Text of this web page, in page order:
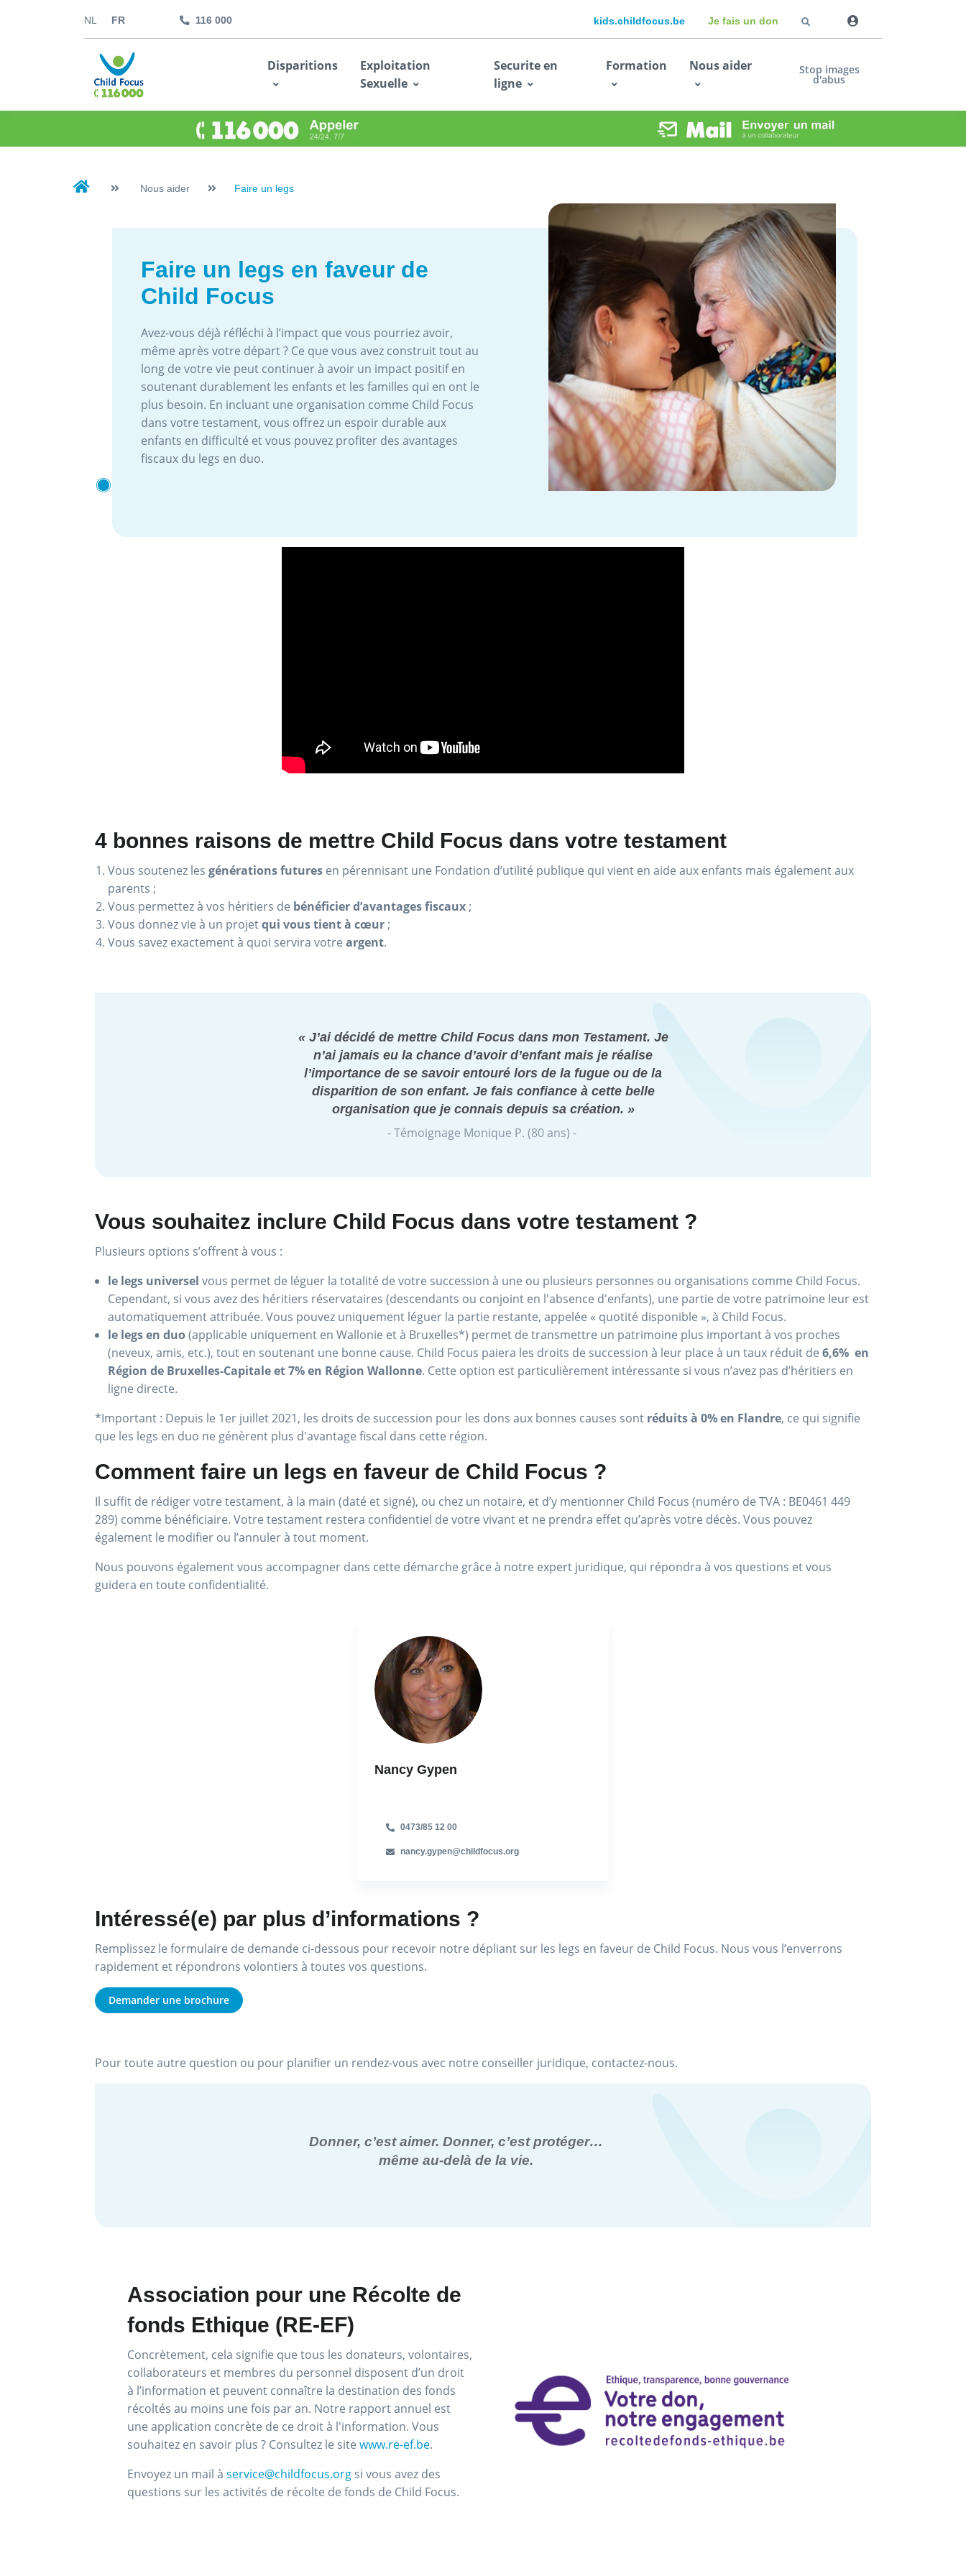
NL FR 116 000 kids.childfocus.be Je fais un don
Disparitions
Exploitation
Sexuelle
Securite en
ligne
Formation Nous aider Stop images
d'abus
Nous aider Faire un legs
Faire un legs en faveur de
Child Focus
Avez-vous déjà réfléchi à l’impact que vous pourriez avoir,
même après votre départ ? Ce que vous avez construit tout au
long de votre vie peut continuer à avoir un impact positif en
soutenant durablement les enfants et les familles qui en ont le
plus besoin. En incluant une organisation comme Child Focus
dans votre testament, vous offrez un espoir durable aux
enfants en difficulté et vous pouvez profiter des avantages
fiscaux du legs en duo.
4 bonnes raisons de mettre Child Focus dans votre testament
Vous soutenez les générations futures en pérennisant une Fondation d’utilité publique qui vient en aide aux enfants mais également aux
parents ;
Vous permettez à vos héritiers de bénéficier d’avantages fiscaux ;
Vous donnez vie à un projetqui vous tient à cœur ;
Vous savez exactement à quoi servira votre argent.
« J’ai décidé de mettre Child Focus dans mon Testament. Je
n’ai jamais eu la chance d’avoir d’enfant mais je réalise
l’importance de se savoir entouré lors de la fugue ou de la
disparition de son enfant. Je fais confiance à cette belle
organisation que je connais depuis sa création. »
- Témoignage Monique P. (80 ans) -
Vous souhaitez inclure Child Focus dans votre testament ?
Plusieurs options s’offrent à vous :
le legs universel vous permet de léguer la totalité de votre succession à une ou plusieurs personnes ou organisations comme Child Focus.
Cependant, si vous avez des héritiers réservataires (descendants ou conjoint en l'absence d'enfants), une partie de votre patrimoine leur est
automatiquement attribuée. Vous pouvez uniquement léguer la partie restante, appelée « quotité disponible », à Child Focus.
le legs en duo(applicable uniquement en Wallonie et à Bruxelles*) permet de transmettre un patrimoine plus important à vos proches
(neveux, amis, etc.), tout en soutenant une bonne cause. Child Focus paiera les droits de succession à leur place à un taux réduit de 6,6% en
Région de Bruxelles-Capitale et 7% en Région Wallonne. Cette option est particulièrement intéressante si vous n’avez pas d’héritiers en
ligne directe.
*Important : Depuis le 1er juillet 2021, les droits de succession pour les dons aux bonnes causes sont réduits à 0% en Flandre, ce qui signifie
que les legs en duo ne génèrent plus d'avantage fiscal dans cette région.
Comment faire un legs en faveur de Child Focus ?
Il suffit de rédiger votre testament, à la main (daté et signé), ou chez un notaire, et d’y mentionner Child Focus (numéro de TVA : BE0461 449
289) comme bénéficiaire. Votre testament restera confidentiel de votre vivant et ne prendra effet qu’après votre décès. Vous pouvez
également le modifier ou l’annuler à tout moment.
Nous pouvons également vous accompagner dans cette démarche grâce à notre expert juridique, qui répondra à vos questions et vous
guidera en toute confidentialité.
Nancy Gypen
0473/85 12 00
nancy.gypen@childfocus.org
Intéressé(e) par plus d’informations ?
Remplissez le formulaire de demande ci-dessous pour recevoir notre dépliant sur les legs en faveur de Child Focus. Nous vous l’enverrons
rapidement et répondrons volontiers à toutes vos questions.
Demander une brochure
Pour toute autre question ou pour planifier un rendez-vous avec notre conseiller juridique, contactez-nous.
Donner, c’est aimer. Donner, c’est protéger…
même au-delà de la vie.
Association pour une Récolte de
fonds Ethique (RE-EF)
Concrètement, cela signifie que tous les donateurs, volontaires,
collaborateurs et membres du personnel disposent d’un droit
à l’information et peuvent connaître la destination des fonds
récoltés au moins une fois par an. Notre rapport annuel est
une application concrète de ce droit à l'information. Vous
souhaitez en savoir plus ? Consultez le site www.re-ef.be.
Envoyez un mail à service@childfocus.org si vous avez des
questions sur les activités de récolte de fonds de Child Focus.